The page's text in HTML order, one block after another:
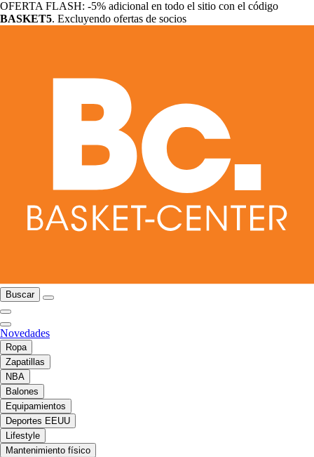
OFERTA FLASH: -5% adicional en todo el sitio con el código
BASKET5. Excluyendo ofertas de socios
Buscar
Novedades
Ropa
Zapatillas
NBA
Balones
Equipamientos
Deportes EEUU
Lifestyle
Mantenimiento físico